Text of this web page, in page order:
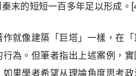
末的短短一百多年足以形成。
就像建築「巨塔」一樣，在
為。但筆者指出上述案例，
果學者希望从理論角度思考